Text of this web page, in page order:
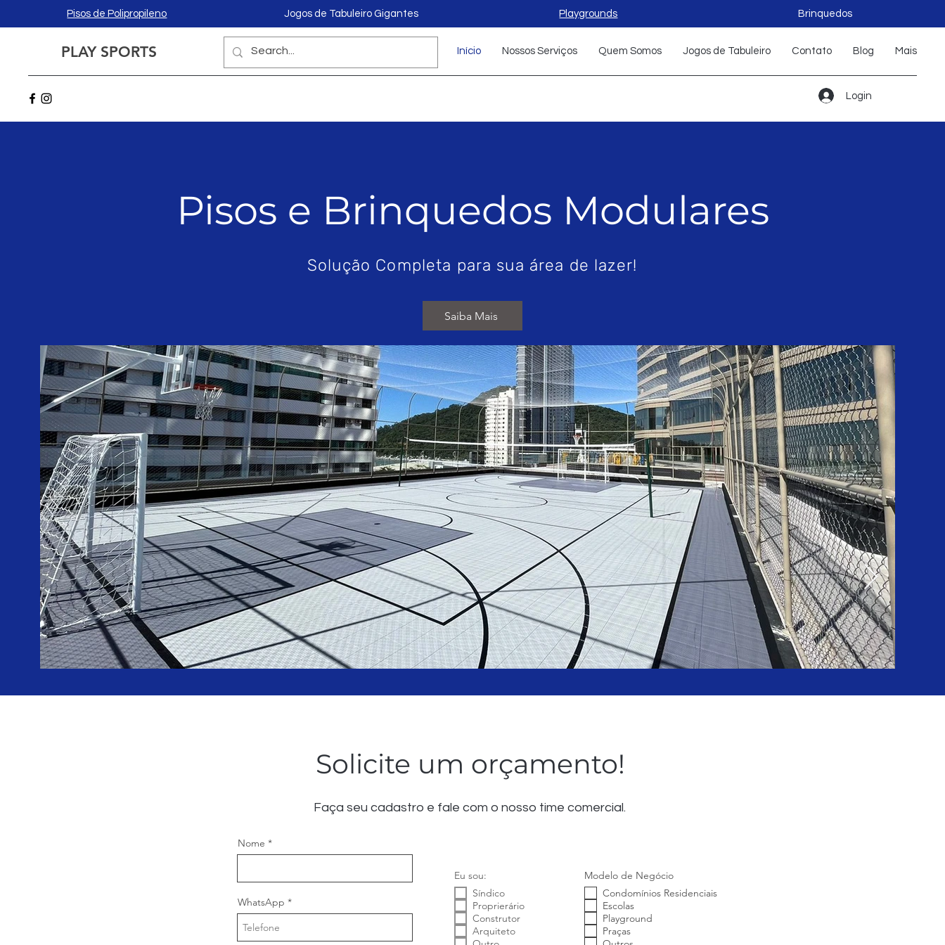
Pisos de Polipropileno Jogos de Tabuleiro Gigantes Playgrounds Brinquedos
PLAY SPORTS Início Nossos Serviços Quem Somos Jogos de Tabuleiro Contato Blog Mais
Login
Pisos e Brinquedos Modulares
Solução Completa para sua área de lazer!
Saiba Mais
Solicite um orçamento!
Faça seu cadastro e fale com o nosso time comercial.
Nome
WhatsApp
Eu sou:
Síndico
Proprierário
Construtor
Arquiteto
Modelo de Negócio
Condomínios Residenciais
Escolas
Playground
Praças